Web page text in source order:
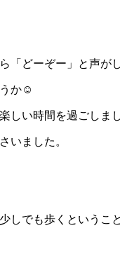
「どーぞー」と声が
か☺️
しい時間を過ごしまし
いました。
でも歩くというこ